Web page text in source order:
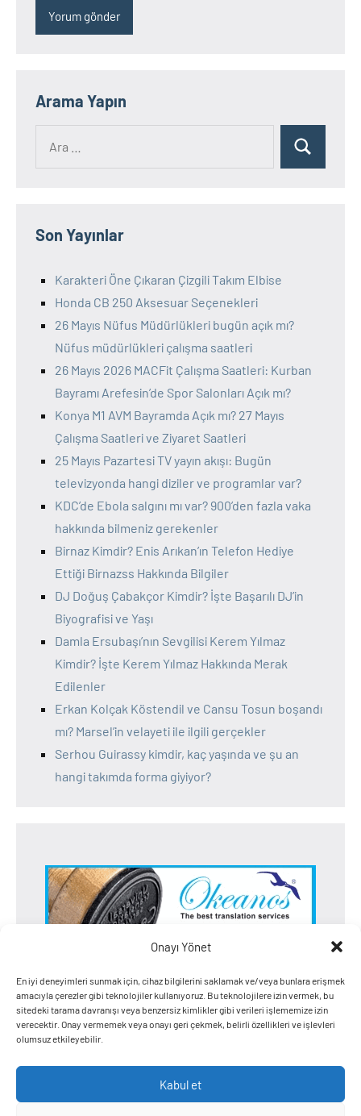
Onayı Yönet
En iyi deneyimleri sunmak için, cihaz bilgilerini saklamak ve/veya bunlara erişmek
amacıyla çerezler gibi teknolojiler kullanıyoruz. Bu teknolojilere izin vermek, bu
sitedeki tarama davranışı veya benzersiz kimlikler gibi verileri işlememize izin
verecektir. Onay vermemek veya onayı geri çekmek, belirli özellikleri ve işlevleri
olumsuz etkileyebilir.
Kabul et
Arama Yapın
Ara
Son Yayınlar
Karakteri Öne Çıkaran Çizgili Takım Elbise
Honda CB 250 Aksesuar Seçenekleri
26 Mayıs Nüfus Müdürlükleri bugün açık mı?
Nüfus müdürlükleri çalışma saatleri
26 Mayıs 2026 MACFit Çalışma Saatleri: Kurban
Bayramı Arefesin’de Spor Salonları Açık mı?
Konya M1 AVM Bayramda Açık mı? 27 Mayıs
Çalışma Saatleri ve Ziyaret Saatleri
25 Mayıs Pazartesi TV yayın akışı: Bugün
televizyonda hangi diziler ve programlar var?
KDC’de Ebola salgını mı var? 900’den fazla vaka
hakkında bilmeniz gerekenler
Birnaz Kimdir? Enis Arıkan’ın Telefon Hediye
Ettiği Birnazss Hakkında Bilgiler
DJ Doğuş Çabakçor Kimdir? İşte Başarılı DJ’in
Biyografisi ve Yaşı
Damla Ersubaşı’nın Sevgilisi Kerem Yılmaz
Kimdir? İşte Kerem Yılmaz Hakkında Merak
Edilenler
Erkan Kolçak Köstendil ve Cansu Tosun boşandı
mı? Marsel’in velayeti ile ilgili gerçekler
Serhou Guirassy kimdir, kaç yaşında ve şu an
hangi takımda forma giyiyor?